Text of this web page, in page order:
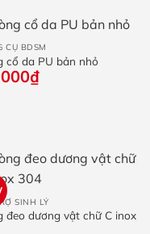
CỤ BDSM
cổ da PU bản nhỏ
₫
SINH LÝ
đeo dương vật chữ C inox